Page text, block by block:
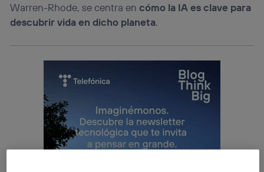
Warren-Rhode, se centra encómo la IA es clave para
descubrir vida en dicho planeta.